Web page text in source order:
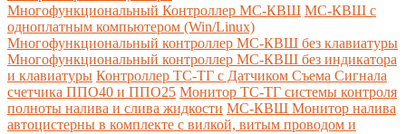
Многофункциональный Контроллер МС-КВШ МС-КВШ с
одноплатным компьютером (Win/Linux)
Многофункциональный контроллер МС-КВШ без клавиатуры
Многофункциональный контроллер МС-КВШ без индикатора
и клавиатуры Контроллер ТС-ТГ с Датчиком Съема Сигнала
счетчика ППО40 и ППО25 Монитор ТС-ТГ системы контроля
полноты налива и слива жидкости МС-КВШ Монитор налива
автоцистерны в комплекте с вилкой, витым проводом и